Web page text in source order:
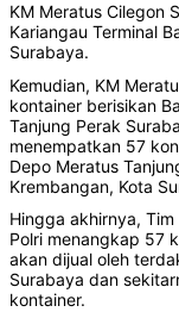
KM Meratus Cilegon
Kariangau Terminal
Surabaya.
Kemudian, KM
kontainer berisikan
Tanjung Perak
menempatkan 57
Depo Meratus
Krembangan, Kota
Hingga akhirnya,
Polri menangkap 57
akan dijual oleh
Surabaya dan
kontainer.